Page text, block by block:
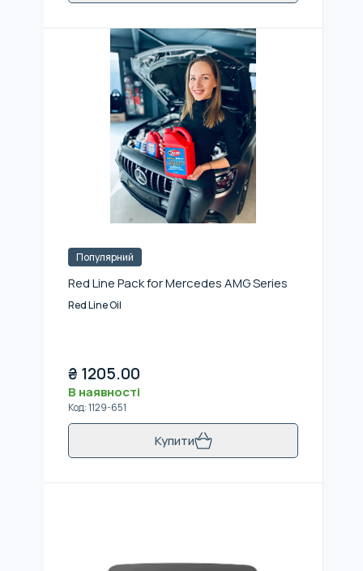
Популярний
Red Line Pack for Mercedes AMG Series
Red Line Oil
₴ 1205.00
В наявності
Код:1129-651
Купити